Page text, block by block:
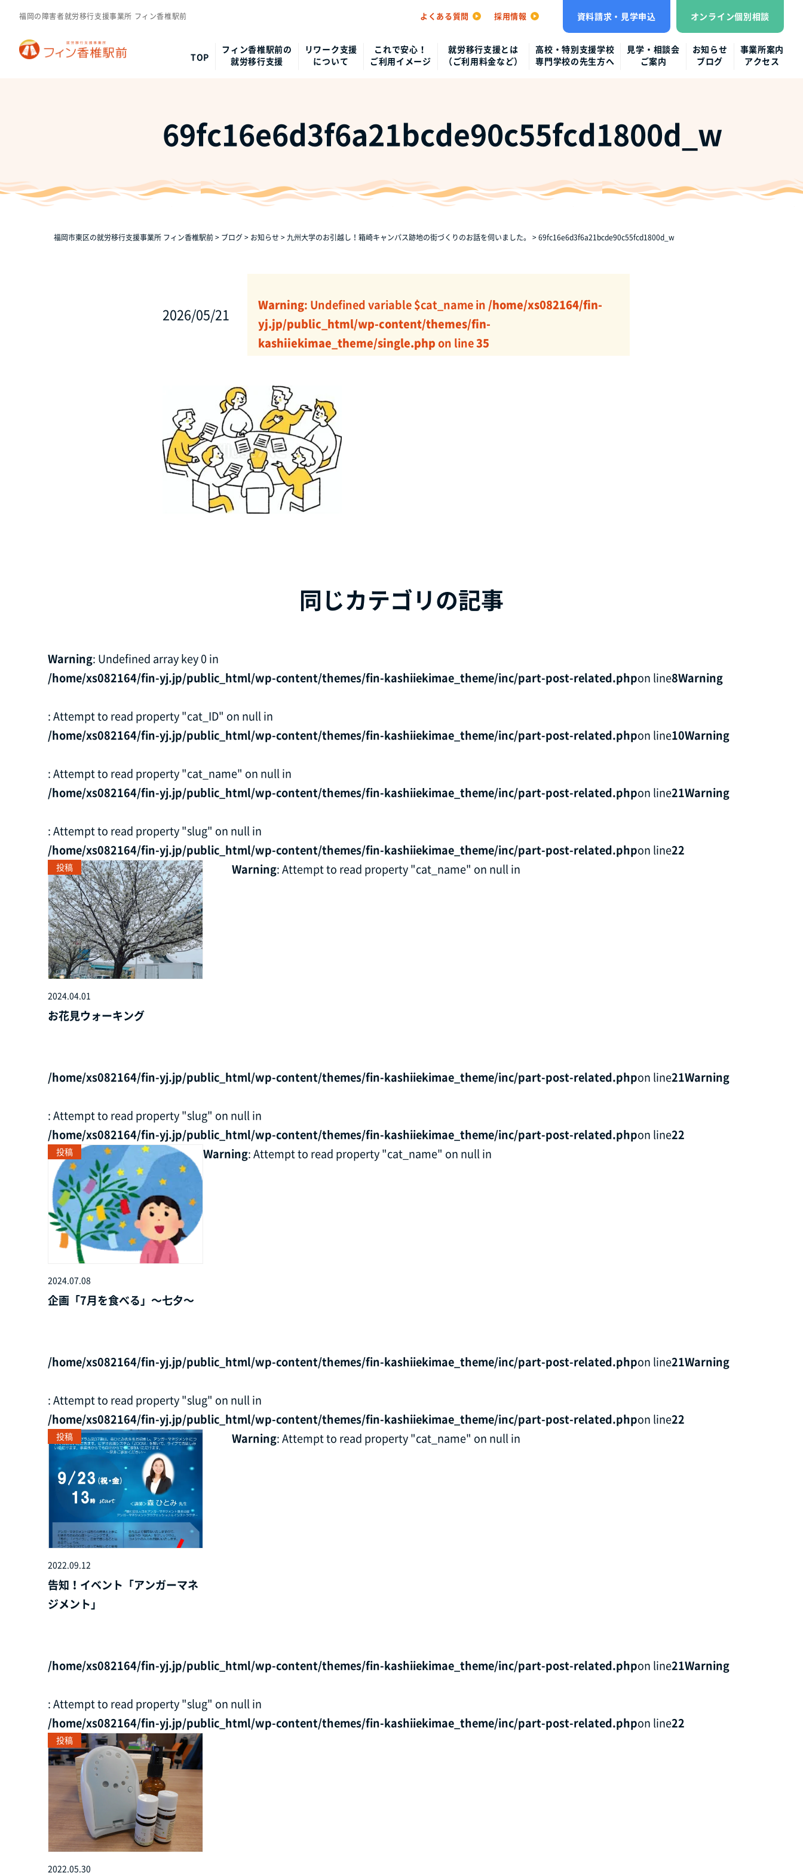
福岡の障害者就労移行支援事業所 フィン香椎駅前 よくある質問 採用情報 資料請求・見学申込 オンライン個別相談
TOP
フィン香椎駅前の
就労移行支援
リワーク支援
について
これで安心！
ご利用イメージ
就労移行支援とは
（ご利用料金など）
高校・特別支援学校
専門学校の先生方へ
見学・相談会
ご案内
お知らせ
ブログ
事業所案内
アクセス
69fc16e6d3f6a21bcde90c55fcd1800d_w
福岡市東区の就労移行支援事業所 フィン香椎駅前> ブログ> お知らせ > 九州大学のお引越し！箱崎キャンパス跡地の街づくりのお話を伺いました。 >69fc16e6d3f6a21bcde90c55fcd1800d_w
2026/05/21
Warning: Undefined variable $cat_name in /home/xs082164/fin-
yj.jp/public_html/wp-content/themes/fin-
kashiiekimae_theme/single.phpon line35
同じカテゴリの記事
Warning: Undefined array key 0 in
/home/xs082164/fin-yj.jp/public_html/wp-content/themes/fin-kashiiekimae_theme/inc/part-post-related.phpon line8Warning
: Attempt to read property "cat_ID" on null in
/home/xs082164/fin-yj.jp/public_html/wp-content/themes/fin-kashiiekimae_theme/inc/part-post-related.phpon line10Warning
: Attempt to read property "cat_name" on null in
/home/xs082164/fin-yj.jp/public_html/wp-content/themes/fin-kashiiekimae_theme/inc/part-post-related.phpon line21Warning
: Attempt to read property "slug" on null in
/home/xs082164/fin-yj.jp/public_html/wp-content/themes/fin-kashiiekimae_theme/inc/part-post-related.phpon line22
投稿
2024.04.01
お花見ウォーキング
Warning: Attempt to read property "cat_name" on null in
/home/xs082164/fin-yj.jp/public_html/wp-content/themes/fin-kashiiekimae_theme/inc/part-post-related.phpon line21Warning
: Attempt to read property "slug" on null in
/home/xs082164/fin-yj.jp/public_html/wp-content/themes/fin-kashiiekimae_theme/inc/part-post-related.phpon line22
投稿
2024.07.08
企画「7月を食べる」～七夕～
Warning: Attempt to read property "cat_name" on null in
/home/xs082164/fin-yj.jp/public_html/wp-content/themes/fin-kashiiekimae_theme/inc/part-post-related.phpon line21Warning
: Attempt to read property "slug" on null in
/home/xs082164/fin-yj.jp/public_html/wp-content/themes/fin-kashiiekimae_theme/inc/part-post-related.phpon line22
投稿
2022.09.12
告知！イベント「アンガーマネ
ジメント」
Warning: Attempt to read property "cat_name" on null in
/home/xs082164/fin-yj.jp/public_html/wp-content/themes/fin-kashiiekimae_theme/inc/part-post-related.phpon line21Warning
: Attempt to read property "slug" on null in
/home/xs082164/fin-yj.jp/public_html/wp-content/themes/fin-kashiiekimae_theme/inc/part-post-related.phpon line22
投稿
2022.05.30